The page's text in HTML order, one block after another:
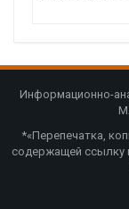
Информационно-
*«Перепечатка,
содержащей ссылку